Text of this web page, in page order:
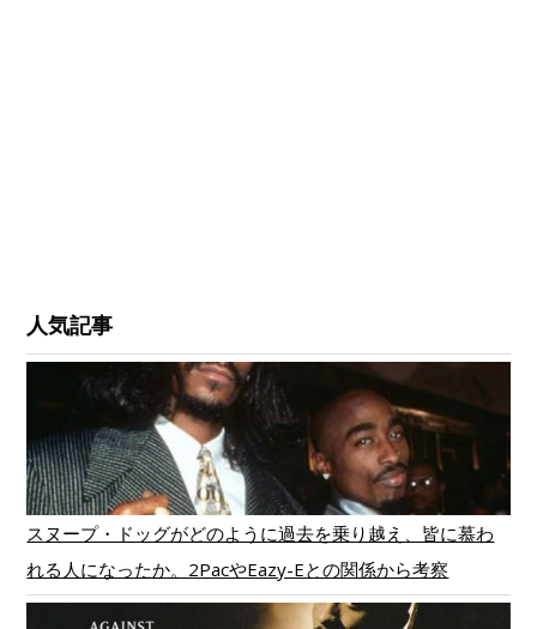
人気記事
スヌープ・ドッグがどのように過去を乗り越え、皆に慕わ
れる人になったか。2PacやEazy-Eとの関係から考察